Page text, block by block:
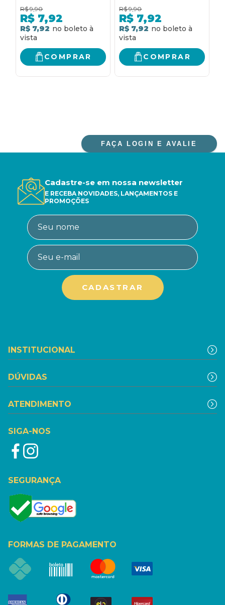
R$ 9,90
R$ 7,92
R$ 7,92
COMPRAR
R$ 9,90
R$ 7,92
R$ 7,92
COMPRAR
FAÇA LOGIN E AVALIE
Cadastre-se em nossa newsletter
E RECEBA NOVIDADES, LANÇAMENTOS E
PROMOÇÕES
INSTITUCIONAL
DÚVIDAS
ATENDIMENTO
SIGA-NOS
SEGURANÇA
FORMAS DE PAGAMENTO